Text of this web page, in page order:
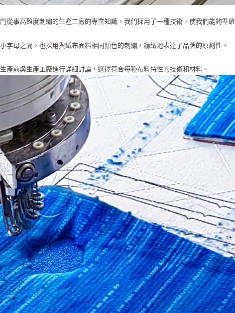
從事高難度刺繡的生產工廠的專業知識，我們採用了一種技術，使我們能夠準
字母之間，也採用與絨布面料相同顏色的刺繡，精緻地表達了品牌的原創性。
產前與生產工廠進行詳細討論，選擇符合每種布料特性的技術和材料。